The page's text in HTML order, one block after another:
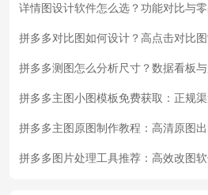
详情图设计软件怎么选？功能对比与
拼多多对比图如何设计？高点击对比
拼多多测图怎么分析尺寸？数据看板
拼多多主图小图模板免费获取：正规
拼多多主图原图制作教程：高清原图
拼多多图片处理工具推荐：高效改图